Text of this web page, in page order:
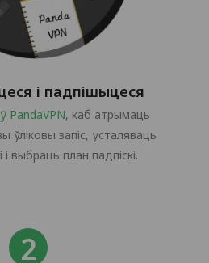
і падпішыцеся
PandaVPN, каб атрымаць
ўліковы запіс, усталяваць
і выбраць план падпіскі.